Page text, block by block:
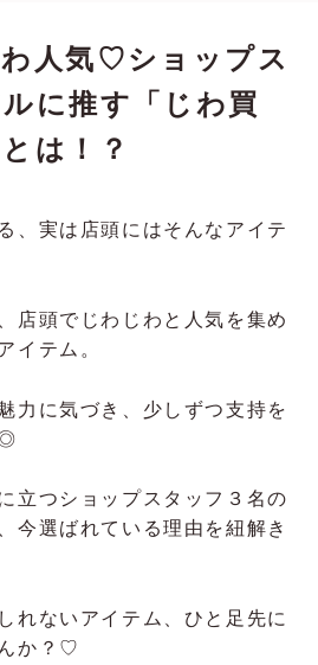
人気♡ショップス
に推す「じわ買
は！？
、実は店頭にはそんなアイテ
店頭でじわじわと人気を集め
イテム。
力に気づき、少しずつ支持を
◎
立つショップスタッフ３名の
今選ばれている理由を紐解き
れないアイテム、ひと足先に
か？♡